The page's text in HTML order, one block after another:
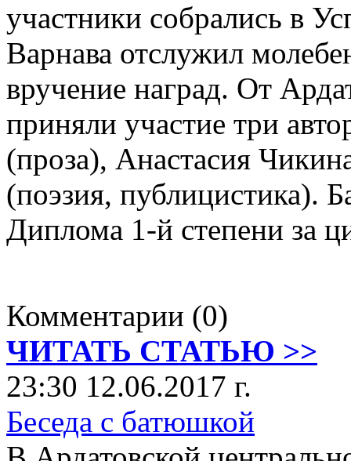
участники собрались в
Варнава отслужил
вручение наград. От
приняли участие три
(проза), Анастасия
(поэзия, публицистика).
Диплома 1-й степени за
Комментарии (0)
ЧИТАТЬ СТАТЬЮ >>
23:30 12.06.2017 г.
Беседа с батюшкой